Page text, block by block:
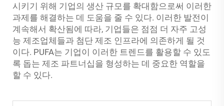
시키기 위해 기업의 생산 규모를 확대함으로써 이러한
과제를 해결하는 데 도움을 줄 수 있다. 이러한 발전이
계속해서 확산됨에 따라, 기업들은 점점 더 자주 고성
능 제조업체들과 첨단 제조 인프라에 의존하게 될 것
이다. PUFA는 기업이 이러한 트렌드를 활용할 수 있도
록 돕는 제조 파트너십을 형성하는 데 중요한 역할을
할 수 있다.